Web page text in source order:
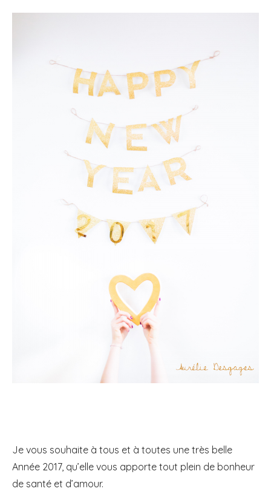
Je vous souhaite à tous et à toutes une très belle
Année 2017, qu’elle vous apporte tout plein de bonheur
de santé et d’amour.